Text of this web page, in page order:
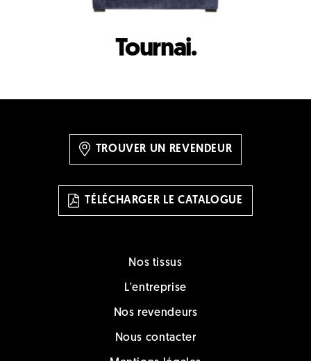
Tournai.
TROUVER UN REVENDEUR
TÉLÉCHARGER LE CATALOGUE
Nos tissus
L'entreprise
Nos revendeurs
Nous contacter